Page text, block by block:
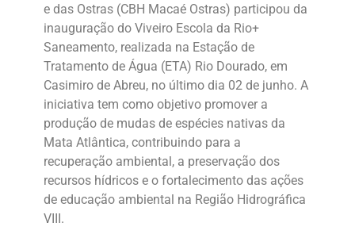
e das Ostras (CBH Macaé Ostras) participou da
inauguração do Viveiro Escola da Rio+
Saneamento, realizada na Estação de
Tratamento de Água (ETA) Rio Dourado, em
Casimiro de Abreu, no último dia 02 de junho. A
iniciativa tem como objetivo promover a
produção de mudas de espécies nativas da
Mata Atlântica, contribuindo para a
recuperação ambiental, a preservação dos
recursos hídricos e o fortalecimento das ações
de educação ambiental na Região Hidrográfica
VIII.